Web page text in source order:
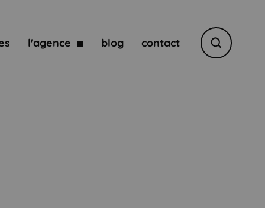
l'agence blog contact